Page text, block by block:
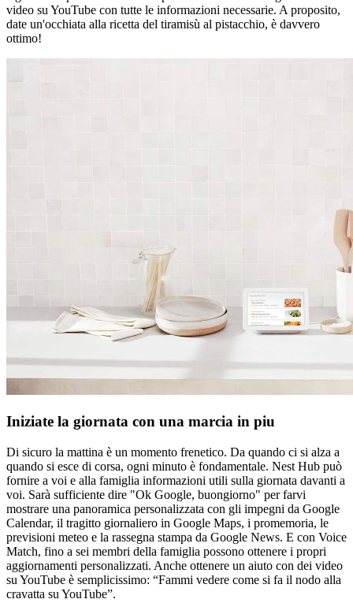
video su YouTube con tutte le informazioni necessarie. A proposito,
date un'occhiata alla ricetta del tiramisù al pistacchio, è davvero
ottimo!
Iniziate la giornata con una marcia in piu
Di sicuro la mattina è un momento frenetico. Da quando ci si alza a
quando si esce di corsa, ogni minuto è fondamentale. Nest Hub può
fornire a voi e alla famiglia informazioni utili sulla giornata davanti a
voi. Sarà sufficiente dire "Ok Google, buongiorno" per farvi
mostrare una panoramica personalizzata con gli impegni da Google
Calendar, il tragitto giornaliero in Google Maps, i promemoria, le
previsioni meteo e la rassegna stampa da Google News. E con Voice
Match, fino a sei membri della famiglia possono ottenere i propri
aggiornamenti personalizzati. Anche ottenere un aiuto con dei video
su YouTube è semplicissimo: “Fammi vedere come si fa il nodo alla
cravatta su YouTube”.